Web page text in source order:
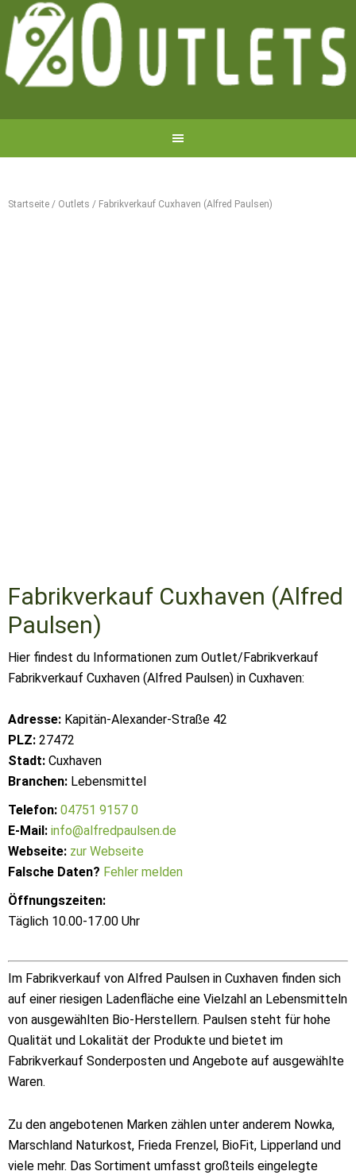
Startseite / Outlets / Fabrikverkauf Cuxhaven (Alfred Paulsen)
Fabrikverkauf Cuxhaven (Alfred
Paulsen)
Hier findest du Informationen zum Outlet/Fabrikverkauf
Fabrikverkauf Cuxhaven (Alfred Paulsen) in Cuxhaven:
Adresse: Kapitän-Alexander-Straße 42
PLZ: 27472
Stadt: Cuxhaven
Branchen: Lebensmittel
Telefon: 04751 9157 0
E-Mail: info@alfredpaulsen.de
Webseite: zur Webseite
Falsche Daten? Fehler melden
Öffnungszeiten:
Täglich 10.00-17.00 Uhr
Im Fabrikverkauf von Alfred Paulsen in Cuxhaven finden sich
auf einer riesigen Ladenfläche eine Vielzahl an Lebensmitteln
von ausgewählten Bio-Herstellern. Paulsen steht für hohe
Qualität und Lokalität der Produkte und bietet im
Fabrikverkauf Sonderposten und Angebote auf ausgewählte
Waren.
Zu den angebotenen Marken zählen unter anderem Nowka,
Marschland Naturkost, Frieda Frenzel, BioFit, Lipperland und
viele mehr. Das Sortiment umfasst großteils eingelegte